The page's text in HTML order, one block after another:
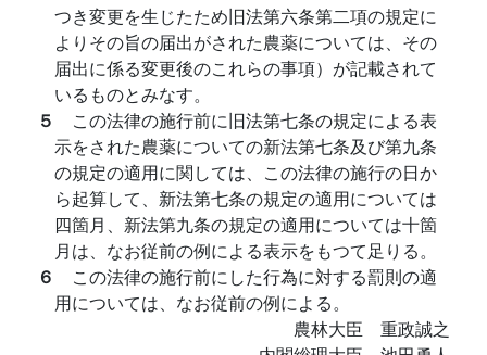
つき変更を生じたため旧法第六条第二項の規定に
よりその旨の届出がされた農薬については、その
届出に係る変更後のこれらの事項）が記載されて
いるものとみなす。
５ この法律の施行前に旧法第七条の規定による表
示をされた農薬についての新法第七条及び第九条
の規定の適用に関しては、この法律の施行の日か
ら起算して、新法第七条の規定の適用については
四箇月、新法第九条の規定の適用については十箇
月は、なお従前の例による表示をもつて足りる。
６ この法律の施行前にした行為に対する罰則の適
用については、なお従前の例による。
農林大臣 重政誠之